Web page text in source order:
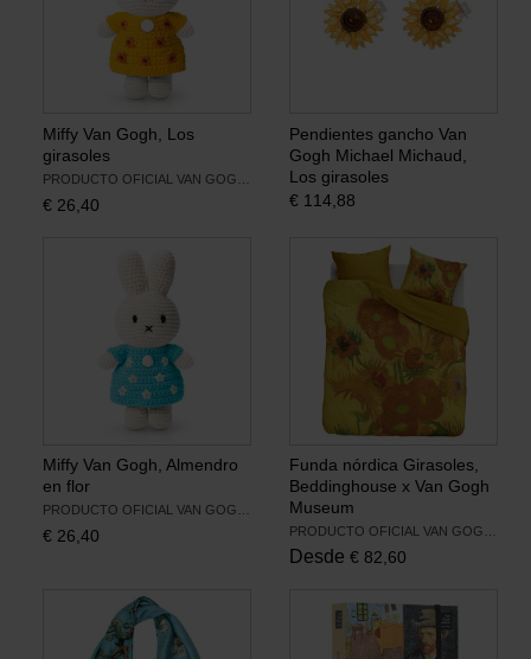
Miffy Van Gogh, Los
girasoles
€ 26,40
Pendientes gancho Van
Gogh Michael Michaud,
Los girasoles
€ 114,88
Miffy Van Gogh, Almendro
en flor
€ 26,40
Funda nórdica Girasoles,
Beddinghouse x Van Gogh
Museum
Desde € 82,60